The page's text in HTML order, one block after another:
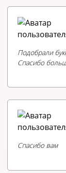
Подобрали
Спасибо
Спасибо вам